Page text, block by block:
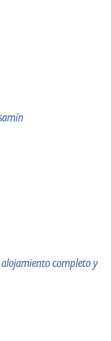
alojamiento completo y